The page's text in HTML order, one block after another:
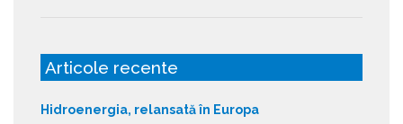
Articole recente
Hidroenergia, relansată în Europa